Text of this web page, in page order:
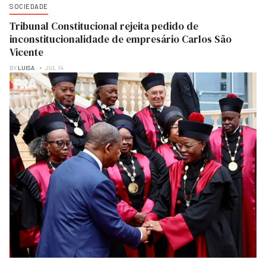
SOCIEDADE
Tribunal Constitucional rejeita pedido de
inconstitucionalidade de empresário Carlos São
Vicente
BY LUISA JUL 14